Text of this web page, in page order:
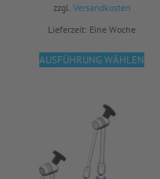
zzgl. Versandkosten
Lieferzeit: Eine Woche
AUSFÜHRUNG WÄHLEN